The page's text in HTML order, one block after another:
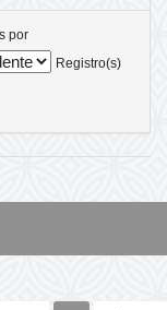
por
Registro(s)